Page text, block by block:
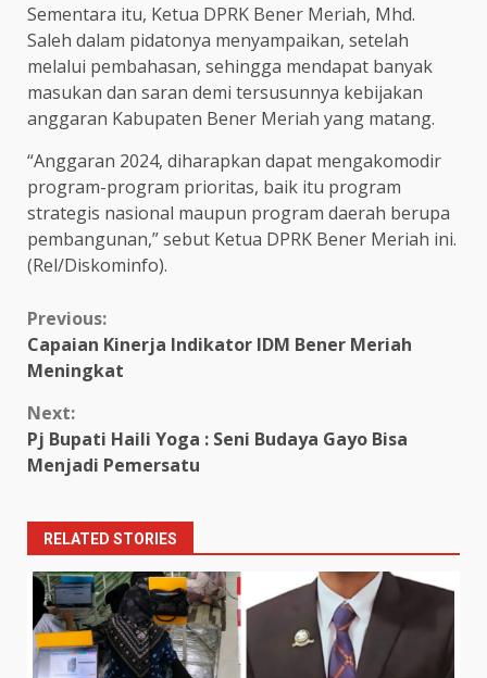
Sementara itu, Ketua DPRK Bener Meriah, Mhd.
Saleh dalam pidatonya menyampaikan, setelah
melalui pembahasan, sehingga mendapat banyak
masukan dan saran demi tersusunnya kebijakan
anggaran Kabupaten Bener Meriah yang matang.
“Anggaran 2024, diharapkan dapat mengakomodir
program-program prioritas, baik itu program
strategis nasional maupun program daerah berupa
pembangunan,” sebut Ketua DPRK Bener Meriah ini.
(Rel/Diskominfo).
Continue
Reading
Previous:
Capaian Kinerja Indikator IDM Bener Meriah
Meningkat
Next:
Pj Bupati Haili Yoga : Seni Budaya Gayo Bisa
Menjadi Pemersatu
RELATED STORIES